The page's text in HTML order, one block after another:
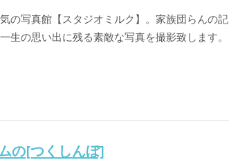
の写真館【スタジオミルク】。家族団らんの記
の思い出に残る素敵な写真を撮影致します。
の[つくしんぼ]